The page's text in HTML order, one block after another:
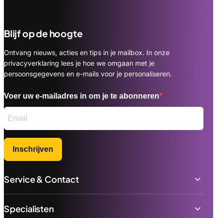
Blijf op de hoogte
Ontvang nieuws, acties en tips in je mailbox. In onze
privacyverklaring lees je hoe we omgaan met je
persoonsgegevens en e-mails voor je personaliseren.
Voer uw e-mailadres in om je te abonneren
Inschrijven
Service & Contact
Specialisten